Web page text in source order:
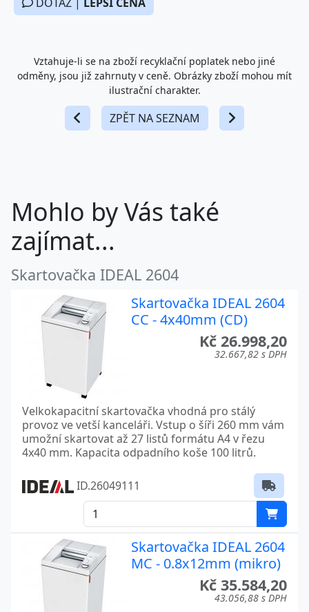
Vztahuje-li se na zboží recyklační poplatek nebo jiné
odměny, jsou již zahrnuty v ceně. Obrázky zboží mohou mít
ilustrační charakter.
ZPĚT NA SEZNAM
Mohlo by Vás také
zajímat...
Skartovačka IDEAL 2604
Skartovačka IDEAL 2604
CC - 4x40mm (CD)
Kč 26.998,20
32.667,82 s DPH
Velkokapacitní skartovačka vhodná pro stálý
provoz ve vetší kanceláři. Vstup o šíři 260 mm vám
umožní skartovat až 27 listů formátu A4 v řezu
4x40 mm. Kapacita odpadního koše 100 litrů.
ID.26049111
Skartovačka IDEAL 2604
MC - 0.8x12mm (mikro)
Kč 35.584,20
43.056,88 s DPH